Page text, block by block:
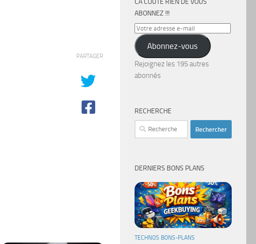
PARTAGER
CA COÛTE RIEN DE VOUS
ABONNEZ !!!
Votre
adresse
e-
mail
Abonnez-vous
Rejoignez les 195 autres
abonnés
RECHERCHE
Rechercher :
DERNIERS BONS PLANS
TECHNOS BONS-PLANS